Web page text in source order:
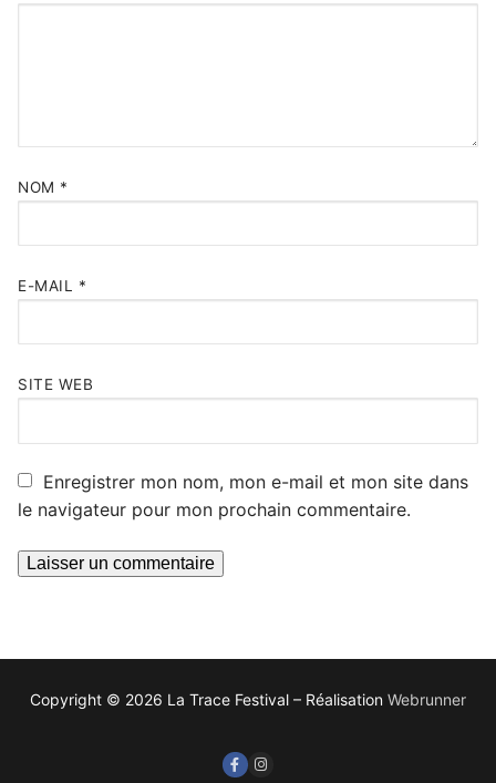
NOM *
E-MAIL *
SITE WEB
Enregistrer mon nom, mon e-mail et mon site dans
le navigateur pour mon prochain commentaire.
Copyright © 2026 La Trace Festival – Réalisation Webrunner